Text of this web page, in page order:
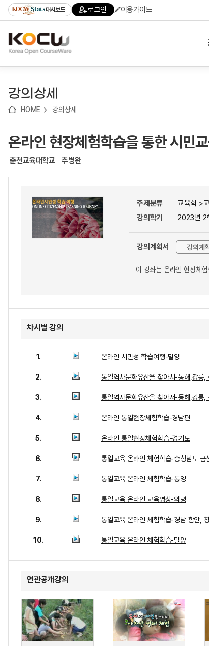
기
기
기
content)
가
대시보드 로그인 이용가이드
강의상세
HOME 강의상세
온라인 현장체험학습을 통한 시민
춘천교육대학교 추병완
주제분류
교육학 >
강의학기
2023년 2
강의계획서 강의계
이 강좌는 온라인 현장체
차시별 강의
1. 온라인 시민성 학습여행-밀양
2. 통일역사문화유산을 찾아서-동해,강릉,
3. 통일역사문화유산을 찾아서-동해,강릉,
4. 온라인 통일현장체험학습-경남편
5. 온라인 통일현장체험학습-경기도
6. 통일교육 온라인 체험학습-충청남도 금
7. 통일교육 온라인 체험학습-통영
8. 통일교육 온라인 교육영상-의령
9. 통일교육 온라인 체험학습-경남 함안,
10. 통일교육 온라인 체험학습-밀양
연관공개강의